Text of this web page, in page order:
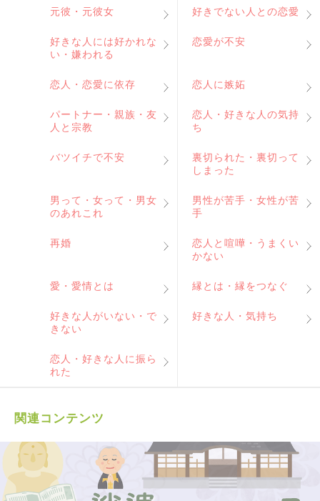
元彼・元彼女 好きでない人との恋愛
好きな人には好かれな
い・嫌われる
恋愛が不安
恋人・恋愛に依存 恋人に嫉妬
パートナー・親族・友
人と宗教
恋人・好きな人の気持
ち
バツイチで不安
裏切られた・裏切って
しまった
男って・女って・男女
のあれこれ
男性が苦手・女性が苦
手
再婚
恋人と喧嘩・うまくい
かない
愛・愛情とは 縁とは・縁をつなぐ
好きな人がいない・で
きない
好きな人・気持ち
恋人・好きな人に振ら
れた
関連コンテンツ